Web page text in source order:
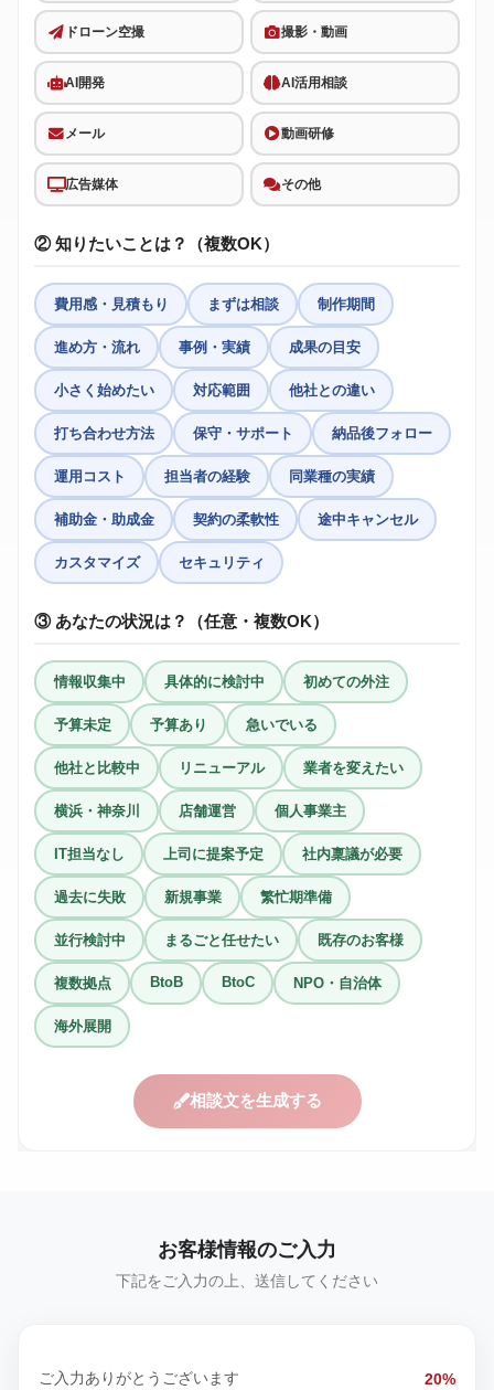
ドローン空撮 撮影・動画
AI開発 AI活用相談
メール 動画研修
広告媒体 その他
② 知りたいことは？（複数OK）
費用感・見積もり まずは相談 制作期間
進め方・流れ 事例・実績 成果の目安
小さく始めたい 対応範囲 他社との違い
打ち合わせ方法 保守・サポート 納品後フォロー
運用コスト 担当者の経験 同業種の実績
補助金・助成金 契約の柔軟性 途中キャンセル
カスタマイズ セキュリティ
③ あなたの状況は？（任意・複数OK）
情報収集中 具体的に検討中 初めての外注
予算未定 予算あり 急いでいる
他社と比較中 リニューアル 業者を変えたい
横浜・神奈川 店舗運営 個人事業主
IT担当なし 上司に提案予定 社内稟議が必要
過去に失敗 新規事業 繁忙期準備
並行検討中 まるごと任せたい 既存のお客様
複数拠点 BtoB BtoC NPO・自治体
海外展開
相談文を生成する
お客様情報のご入力
下記をご入力の上、送信してください
ご入力ありがとうございます 20%